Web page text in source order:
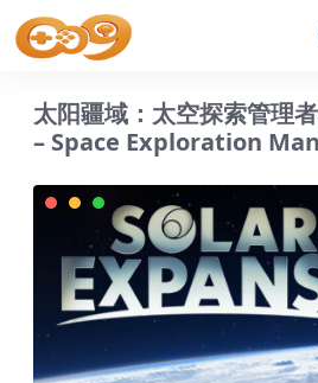
太阳疆域：太空探索管理
– Space Exploration